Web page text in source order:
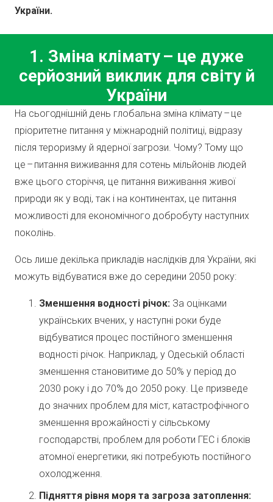
України.
1. Зміна клімату – це дуже
серйозний виклик для світу й
України
На сьогоднішній день глобальна зміна клімату – це
пріоритетне питання у міжнародній політиці, відразу
після тероризму й ядерної загрози. Чому? Тому що
це – питання виживання для сотень мільйонів людей
вже цього сторіччя, це питання виживання живої
природи як у воді, так і на континентах, це питання
можливості для економічного добробуту наступних
поколінь.
Ось лише декілька прикладів наслідків для України, які
можуть відбуватися вже до середини 2050 року:
Зменшення водності річок: За оцінками
українських вчених, у наступні роки буде
відбуватися процес постійного зменшення
водності річок. Наприклад, у Одеській області
зменшення становитиме до 50% у період до
2030 року і до 70% до 2050 року. Це призведе
до значних проблем для міст, катастрофічного
зменшення врожайності у сільському
господарстві, проблем для роботи ГЕС і блоків
атомної енергетики, які потребують постійного
охолодження.
Підняття рівня моря та загроза затоплення: